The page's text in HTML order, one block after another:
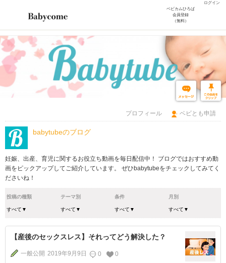
ログイン
ベビカムひろば
会員登録
（無料）
プロフィール ベビとも申請
babytubeのブログ
妊娠、出産、育児に関するお役立ち動画を毎日配信中！ ブログではおすすめ動
画をピックアップしてご紹介しています。 ぜひbabytubeをチェックしてみてく
ださいね！
投稿の種類 テーマ別 条件 月別
【産後のセックスレス】それってどう解決した？
一般公開 2019年9月9日 0 0